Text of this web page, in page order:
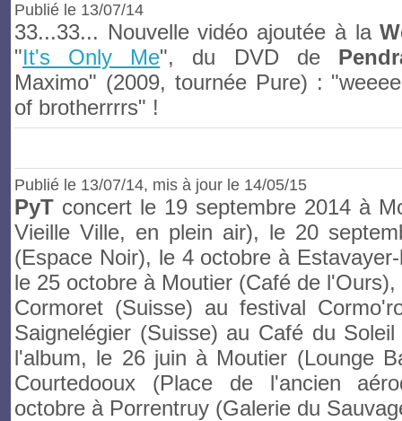
Publié le 13/07/14
33...33... Nouvelle vidéo ajoutée à la
"It's Only Me", du DVD de
Maximo" (2009, tournée Pure) :
of brotherrrrs" !
Publié le 13/07/14, mis à jour le 14/05/15
PyT concert le 19 septembre 2014 à
Vieille Ville, en plein air), le 20
(Espace Noir), le 4 octobre à
le 25 octobre à Moutier (Café de
Cormoret (Suisse) au festival
Saignelégier (Suisse) au Café du
l'album, le 26 juin à Moutier (Lounge
Courtedooux (Place de l'ancien
octobre à Porrentruy (Galerie du